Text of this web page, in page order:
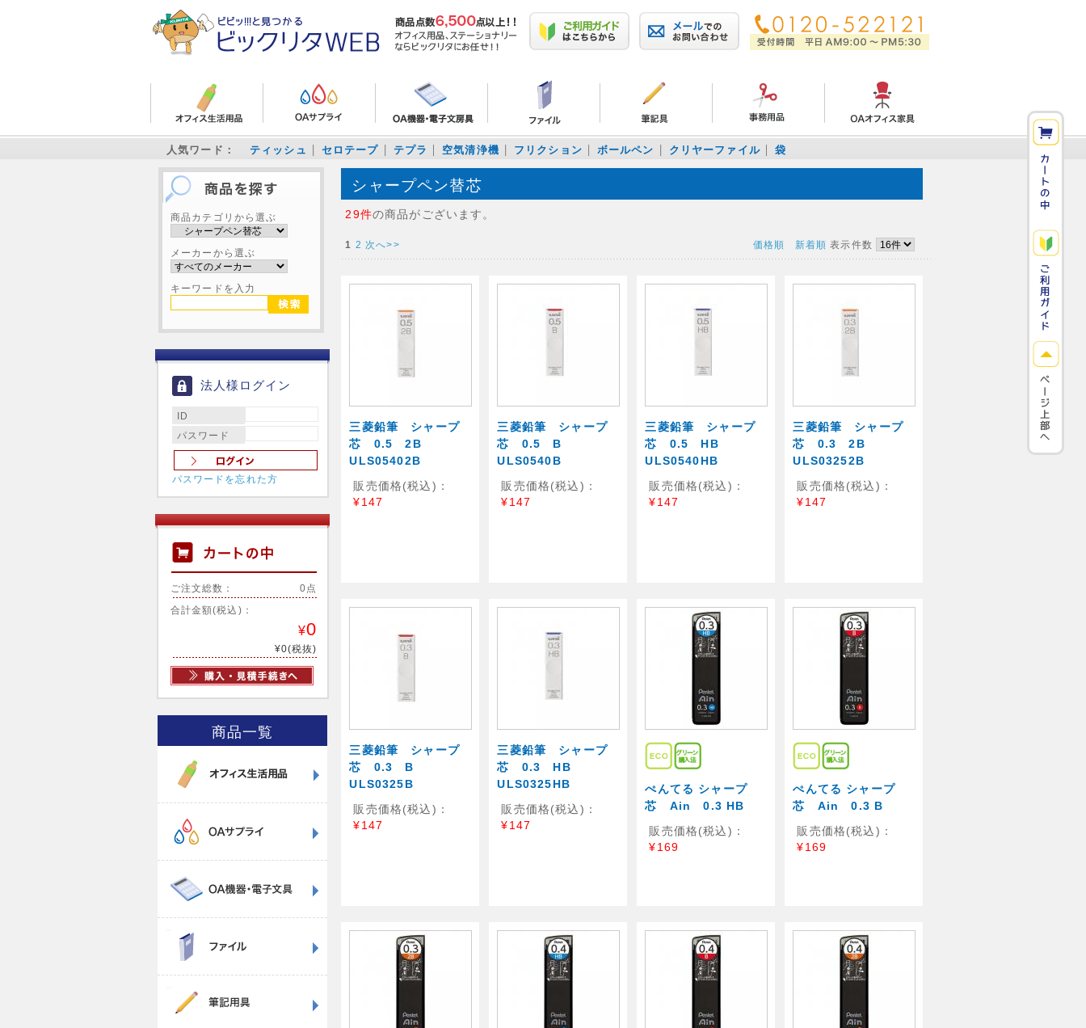
人気ワード： ティッシュ セロテープ テプラ 空気清浄機 フリクション ボールペン クリヤーファイル 袋
商品カテゴリから選ぶ
メーカーから選ぶ
キーワードを入力
法人様ログイン
ID
パスワード
パスワードを忘れた方
ご注文総数： 0点
合計金額(税込)：
¥0
¥0(税抜)
商品一覧
シャープペン替芯
29件の商品がございます。
価格順 新着順 表示件数
1 2 次へ>>
三菱鉛筆 シャープ
芯 0.5 2B
ULS05402B
販売価格(税込)：
¥147
三菱鉛筆 シャープ
芯 0.5 B
ULS0540B
販売価格(税込)：
¥147
三菱鉛筆 シャープ
芯 0.5 HB
ULS0540HB
販売価格(税込)：
¥147
三菱鉛筆 シャープ
芯 0.3 2B
ULS03252B
販売価格(税込)：
¥147
三菱鉛筆 シャープ
芯 0.3 B
ULS0325B
販売価格(税込)：
¥147
三菱鉛筆 シャープ
芯 0.3 HB
ULS0325HB
販売価格(税込)：
¥147
ぺんてる シャープ
芯 Ain 0.3 HB
販売価格(税込)：
¥169
ぺんてる シャープ
芯 Ain 0.3 B
販売価格(税込)：
¥169